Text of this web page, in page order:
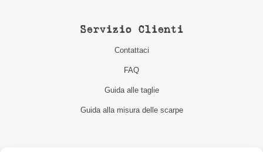
Servizio Clienti
Contattaci
FAQ
Guida alle taglie
Guida alla misura delle scarpe